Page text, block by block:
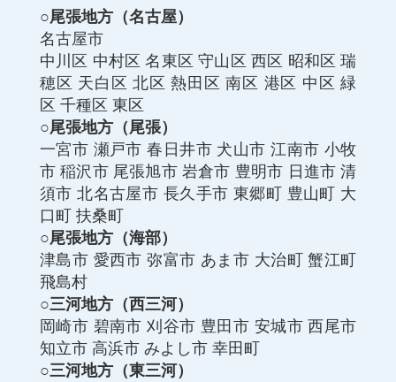
○尾張地方（名古屋）
名古屋市
中川区 中村区 名東区 守山区 西区 昭和区 瑞
穂区 天白区 北区 熱田区 南区 港区 中区 緑
区 千種区 東区
○尾張地方（尾張）
一宮市 瀬戸市 春日井市 犬山市 江南市 小牧
市 稲沢市 尾張旭市 岩倉市 豊明市 日進市 清
須市 北名古屋市 長久手市 東郷町 豊山町 大
口町 扶桑町
○尾張地方（海部）
津島市 愛西市 弥富市 あま市 大治町 蟹江町
飛島村
○三河地方（西三河）
岡崎市 碧南市 刈谷市 豊田市 安城市 西尾市
知立市 高浜市 みよし市 幸田町
○三河地方（東三河）